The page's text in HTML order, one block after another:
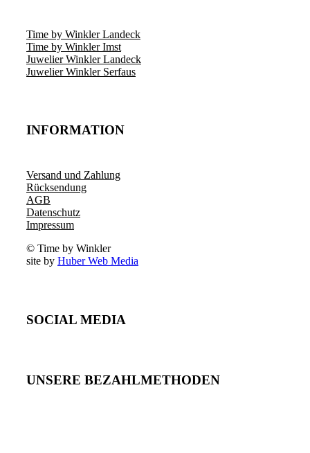
Time by Winkler Landeck
Time by Winkler Imst
Juwelier Winkler Landeck
Juwelier Winkler Serfaus
INFORMATION
Versand und Zahlung
Rücksendung
AGB
Datenschutz
Impressum
© Time by Winkler
site by Huber Web Media
SOCIAL MEDIA
UNSERE BEZAHLMETHODEN